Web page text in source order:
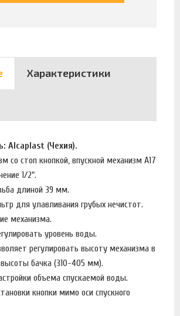
Характеристики
Alcaplast (Чехия).
со стоп кнопкой, впускной механизм А17
1/2".
длиной 39 мм.
для улавливания грубых нечистот.
механизма.
уровень воды.
регулировать высоту механизма в
бачка (310-405 мм).
объема спускаемой воды.
кнопки мимо оси спускного